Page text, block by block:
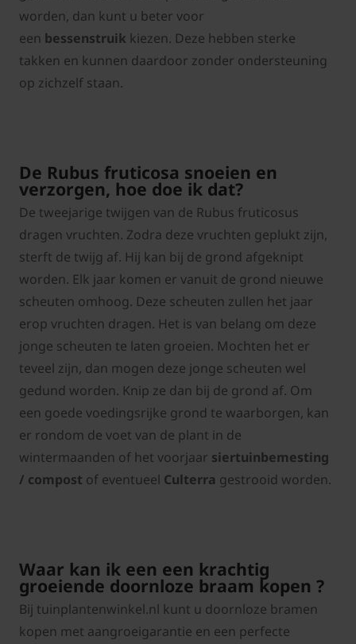
worden, dan kunt u beter voor
een bessenstruik kiezen. Deze hebben sterke
takken en kunnen daardoor zonder ondersteuning
op zichzelf staan.
De Rubus fruticosa snoeien en
verzorgen, hoe doe ik dat?
De tweejarige twijgen van de Rubus fruticosus
dragen vruchten. Zodra deze vruchten geplukt zijn,
sterft de twijg af. Hij kan bij de grond afgeknipt
worden. Elk jaar komen er vanuit de grond nieuwe
scheuten omhoog. Deze scheuten zullen het jaar
erop vruchten dragen. Het is van belang om deze
jonge scheuten te laten groeien. Mochten het er
teveel zijn, dan mogen deze jonge scheuten wel
gedund worden. Knip ze dan bij de grond af. Om
een goede voedingsrijke grond te waarborgen, kan
er rondom de voet van de plant in de
wintermaanden of het voorjaar siertuinbemesting
/ compost of eventueel Culterra gestrooid worden.
Waar kan ik een een krachtig
groeiende doornloze braam kopen ?
Bij tuinplantenwinkel.nl kunt u doornloze bramen
kopen met aangroeigarantie en een perfecte